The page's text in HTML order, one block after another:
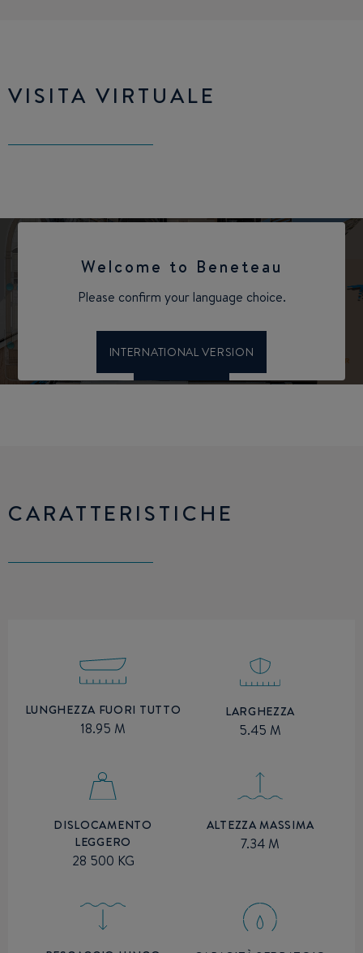
VISITA VIRTUALE
CARATTERISTICHE
LUNGHEZZA FUORI TUTTO
18.95 M
LARGHEZZA
5.45 M
DISLOCAMENTO
LEGGERO
28 500 KG
ALTEZZA MASSIMA
7.34 M